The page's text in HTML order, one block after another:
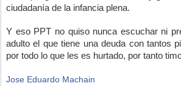
ciudadanía de la infancia plena.
Y eso PPT no quiso nunca escuchar ni
adulto el que tiene una deuda con tantos
por todo lo que les es hurtado, por tanto
Jose Eduardo Machain